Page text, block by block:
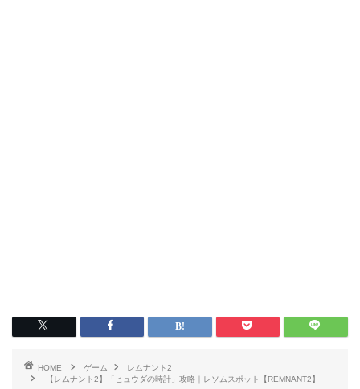
HOME ゲーム
レムナント2
【レムナント2】「ヒュウダの時計」攻略｜レソムスポット【REMNANT2】